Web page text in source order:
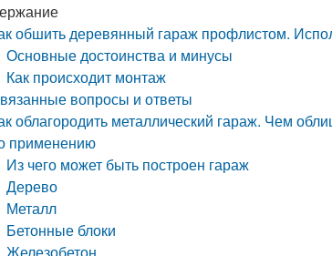
обшить деревянный гараж профлистом.
Основные достоинства и минусы
Как происходит монтаж
вопросы и ответы
облагородить металлический гараж. Чем
применению
Из чего может быть построен гараж
Дерево
Металл
Бетонные блоки